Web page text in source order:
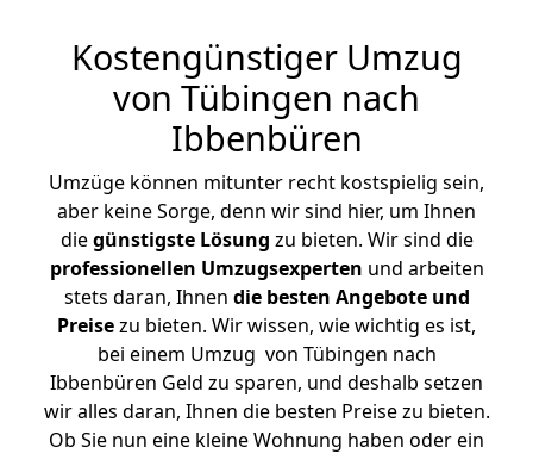
Kostengünstiger Umzug
von Tübingen nach
Ibbenbüren
Umzüge können mitunter recht kostspielig sein,
aber keine Sorge, denn wir sind hier, um Ihnen
diegünstigste Lösung zu bieten. Wir sind die
professionellen Umzugsexperten und arbeiten
stets daran, Ihnen die besten Angebote und
Preisezu bieten. Wir wissen, wie wichtig es ist,
bei einem Umzug von Tübingen nach
Ibbenbüren Geld zu sparen, und deshalb setzen
wir alles daran, Ihnen die besten Preise zu bieten.
Ob Sie nun eine kleine Wohnung haben oder ein